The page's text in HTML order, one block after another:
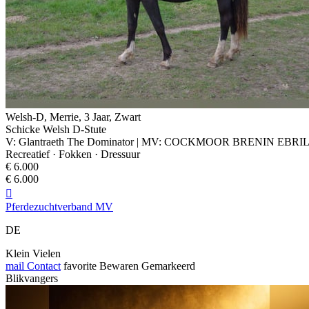
Welsh-D, Merrie, 3 Jaar, Zwart
Schicke Welsh D-Stute
V: Glantraeth The Dominator | MV: COCKMOOR BRENIN
Recreatief · Fokken · Dressuur
€ 6.000
€ 6.000

Pferdezuchtverband MV
DE
Klein Vielen
mail Contact favorite Bewaren Gemarkeerd
Blikvangers